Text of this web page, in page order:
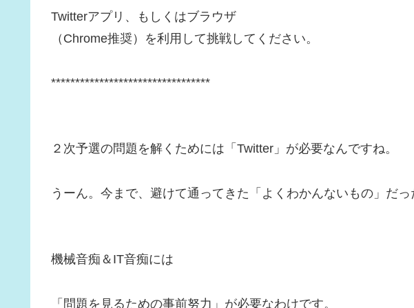
Twitterアプリ、もしくはブラウザ
（Chrome推奨）を利用して挑戦してください。
*********************************
２次予選の問題を解くためには「Twitter」が必要なんですね。
うーん。今まで、避けて通ってきた「よくわかんないもの」だ
機械音痴＆IT音痴には
「問題を見るための事前努力」が必要なわけです。